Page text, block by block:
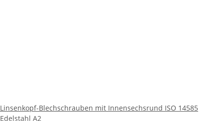
Linsenkopf-Blechschrauben mit Innensechsrund ISO 14585
Edelstahl A2